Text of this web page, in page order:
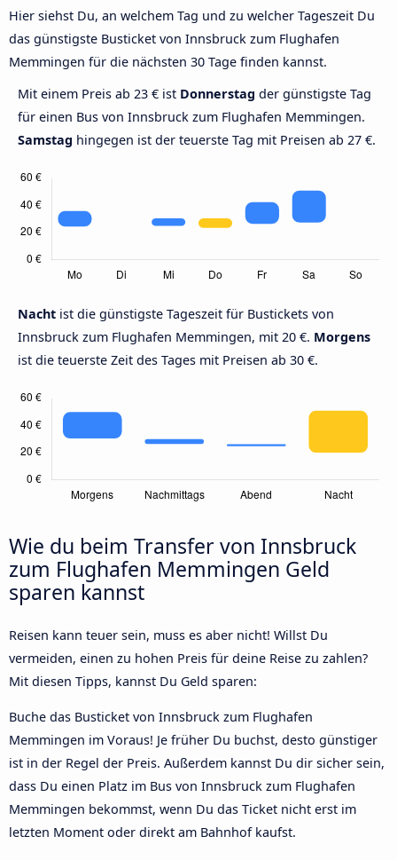
Hier siehst Du, an welchem Tag und zu welcher Tageszeit Du
das günstigste Busticket von Innsbruck zum Flughafen
Memmingen für die nächsten 30 Tage finden kannst.
Mit einem Preis ab 23 € ist Donnerstag der günstigste Tag
für einen Bus von Innsbruck zum Flughafen Memmingen.
Samstag hingegen ist der teuerste Tag mit Preisen ab 27 €.
Nacht ist die günstigste Tageszeit für Bustickets von
Innsbruck zum Flughafen Memmingen, mit 20 €. Morgens
ist die teuerste Zeit des Tages mit Preisen ab 30 €.
Wie du beim Transfer von Innsbruck
zum Flughafen Memmingen Geld
sparen kannst
Reisen kann teuer sein, muss es aber nicht! Willst Du
vermeiden, einen zu hohen Preis für deine Reise zu zahlen?
Mit diesen Tipps, kannst Du Geld sparen:
Buche das Busticket von Innsbruck zum Flughafen
Memmingen im Voraus! Je früher Du buchst, desto günstiger
ist in der Regel der Preis. Außerdem kannst Du dir sicher sein,
dass Du einen Platz im Bus von Innsbruck zum Flughafen
Memmingen bekommst, wenn Du das Ticket nicht erst im
letzten Moment oder direkt am Bahnhof kaufst.